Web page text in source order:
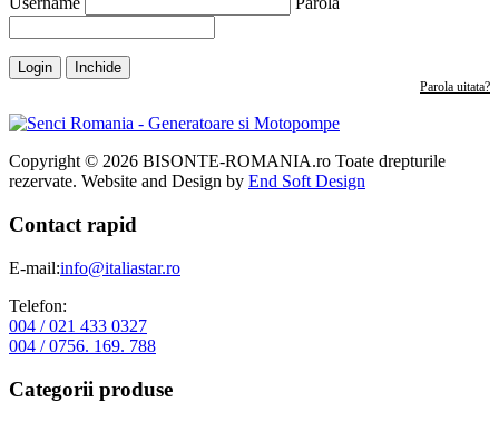
Login Inchide
Parola uitata?
Copyright © 2026 BISONTE-ROMANIA.ro Toate drepturile
rezervate. Website and Design by End Soft Design
Contact rapid
E-mail:info@italiastar.ro
Telefon:
004 / 021 433 0327
004 / 0756. 169. 788
Categorii produse